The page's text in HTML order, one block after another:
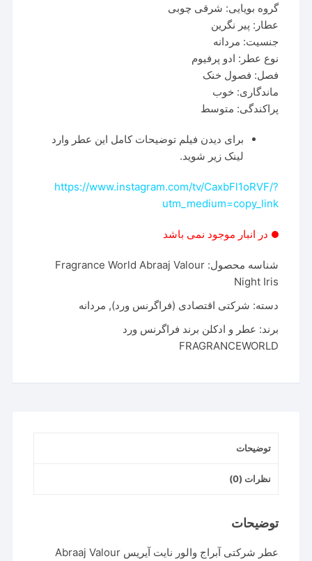
گروه بویایی: شرقی چوبی
عطار: پیر نگرین
جنسیت: مردانه
نوع عطر: ادو پرفیوم
فصل: فصول خنک
ماندگاری: خوب
پراکندگی: متوسط
برای دیدن فیلم توضیحات کامل این عطر وارد
لینک زیر شوید.
https://www.instagram.com/tv/CaxbFl1oRVF/?
utm_medium=copy_link
در انبار موجود نمی باشد
شناسه محصول:Fragrance World Abraaj Valour
Night Iris
دسته: شرکتی اقتصادی (فراگرنس ورد), مردانه
برند: عطر و ادکلن برند فراگرنس ورد
FRAGRANCEWORLD
توضیحات
نظرات (0)
توضیحات
عطر شرکتی آبراج والور نایت آیریس Abraaj Valour